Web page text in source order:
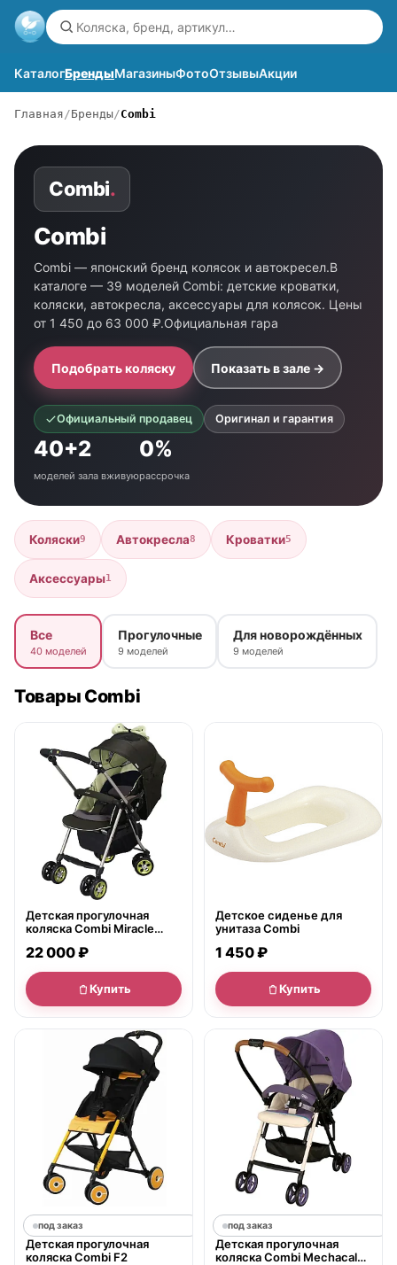
КаталогБрендыМагазиныФотоОтзывыАкции
Главная Бренды Combi
Combi.
Combi
Combi — японский бренд колясок и автокресел.В
каталоге — 39 моделей Combi: детские кроватки,
коляски, автокресла, аксессуары для колясок. Цены
от 1 450 до 63 000 ₽.Официальная гара
Подобрать коляску Показать в зале →
Официальный продавец Оригинал и гарантия
40+
моделей
2
зала вживую
0%
рассрочка
Коляски9 Автокресла8 Кроватки5
Аксессуары1
Все
40 моделей
Прогулочные
9 моделей
Для новорождённых
9 моделей
Товары Combi
Детская прогулочная
коляска Combi Miracle
22 000 ₽
Купить
Детское сиденье для
унитаза Combi
1 450 ₽
Купить
под заказ
Детская прогулочная
коляска Combi F2
под заказ
Детская прогулочная
коляска Combi Mechacal